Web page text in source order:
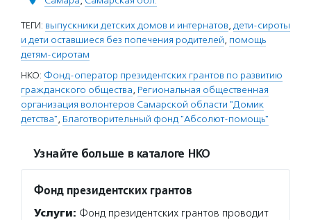
ТЕГИ: выпускники детских домов и интернатов, дети-сироты
и дети оставшиеся без попечения родителей, помощь
детям-сиротам
НКО: Фонд-оператор президентских грантов по развитию
гражданского общества, Региональная общественная
организация волонтеров Самарской области "Домик
детства", Благотворительный фонд "Абсолют-помощь"
Узнайте больше в каталоге НКО
Фонд президентских грантов
Услуги: Фонд президентских грантов проводит